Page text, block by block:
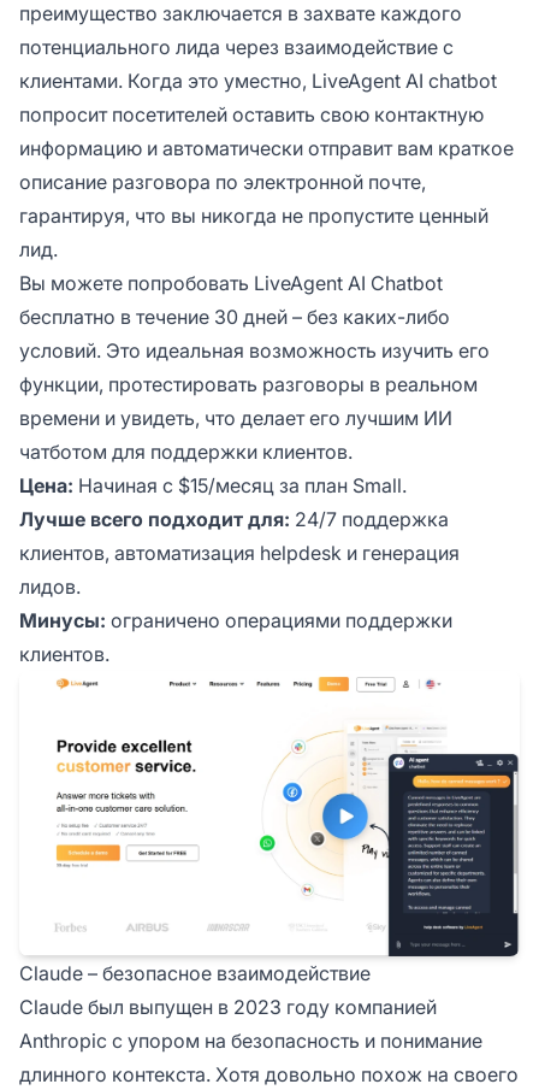
преимущество заключается в захвате каждого
потенциального лида через взаимодействие с
клиентами. Когда это уместно, LiveAgent AI chatbot
попросит посетителей оставить свою контактную
информацию и автоматически отправит вам краткое
описание разговора по электронной почте,
гарантируя, что вы никогда не пропустите ценный
лид.
Вы можете попробовать LiveAgent AI Chatbot
бесплатно в течение 30 дней – без каких-либо
условий. Это идеальная возможность изучить его
функции, протестировать разговоры в реальном
времени и увидеть, что делает его лучшим ИИ
чатботом для поддержки клиентов.
Цена: Начиная с $15/месяц за план Small.
Лучше всего подходит для: 24/7 поддержка
клиентов, автоматизация helpdesk и генерация
лидов.
Минусы: ограничено операциями поддержки
клиентов.
Claude – безопасное взаимодействие
Claude был выпущен в 2023 году компанией
Anthropic с упором на безопасность и понимание
длинного контекста. Хотя довольно похож на своего